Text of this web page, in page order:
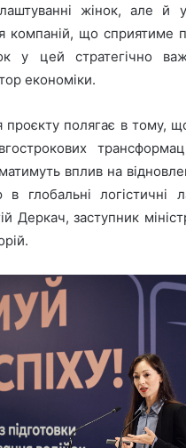
жінок, але й у
компаній, що сприятиме
у цей стратегічно
економіки.
проєкту полягає в тому,
вплив на
в глобальні логістичні
Деркач, заступник